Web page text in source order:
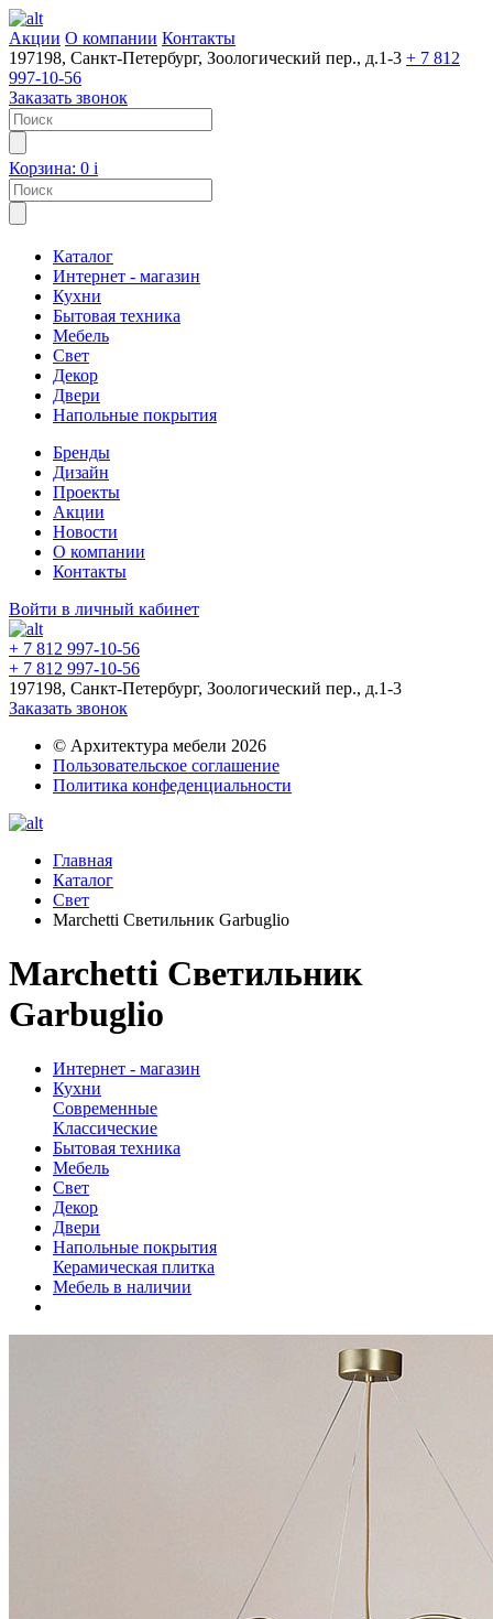
Акции О компании Контакты
197198, Санкт-Петербург, Зоологический пер., д.1-3 + 7 812
997-10-56
Заказать звонок
Корзина: 0 i
Каталог
Интернет - магазин
Кухни
Бытовая техника
Мебель
Свет
Декор
Двери
Напольные покрытия
Бренды
Дизайн
Проекты
Акции
Новости
О компании
Контакты
Войти в личный кабинет
+ 7 812 997-10-56
+ 7 812 997-10-56
197198, Санкт-Петербург, Зоологический пер., д.1-3
Заказать звонок
© Архитектура мебели 2026
Пользовательское соглашение
Политика конфеденциальности
Главная
Каталог
Свет
Marchetti Светильник Garbuglio
Marchetti Светильник
Garbuglio
Интернет - магазин
Кухни
Современные
Классические
Бытовая техника
Мебель
Свет
Декор
Двери
Напольные покрытия
Керамическая плитка
Мебель в наличии